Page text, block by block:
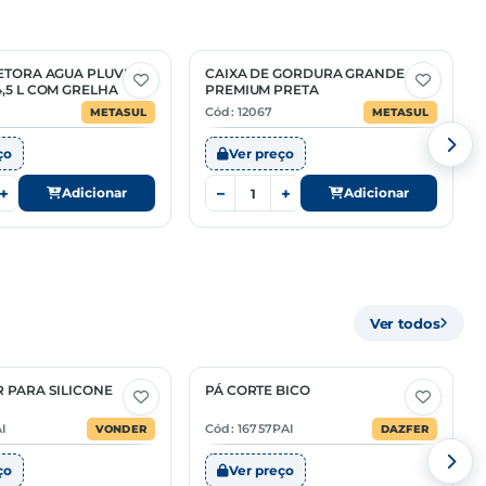
AGUA PLUVIAL
L COM GRELHA
METASUL
+ Adicionar
CAIXA DE GORDURA GRANDE
PREMIUM PRETA
Cód: 12067 METASUL
Ver preço
− + Adicionar
Ver todos
PARA SILICONE
VONDER
2 Opções
PÁ CORTE BICO
Cód: 16757PAI DAZFER
Ver preço